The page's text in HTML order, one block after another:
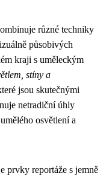
různé techniky
působivých
kraji s uměleckým
stíny a
jsou skutečnými
netradiční úhly
osvětlení a
prvky reportáže s jemně